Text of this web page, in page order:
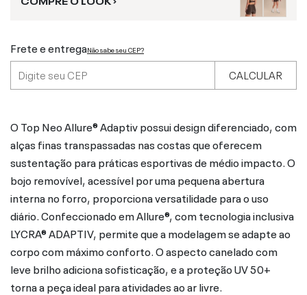
Frete e entregaNão sabe seu CEP?
CALCULAR
O Top Neo Allure® Adaptiv possui design diferenciado, com
alças finas transpassadas nas costas que oferecem
sustentação para práticas esportivas de médio impacto. O
bojo removível, acessível por uma pequena abertura
interna no forro, proporciona versatilidade para o uso
diário. Confeccionado em Allure®, com tecnologia inclusiva
LYCRA® ADAPTIV, permite que a modelagem se adapte ao
corpo com máximo conforto. O aspecto canelado com
leve brilho adiciona sofisticação, e a proteção UV 50+
torna a peça ideal para atividades ao ar livre.